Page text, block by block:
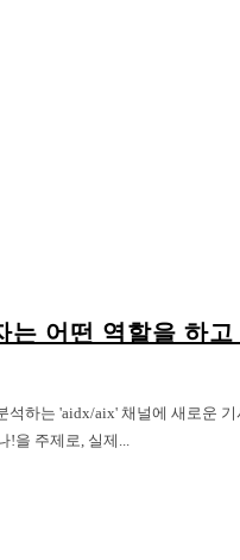
어떤 역할을 하고
하는 'aidx/aix' 채널에 새로운
!을 주제로, 실제...